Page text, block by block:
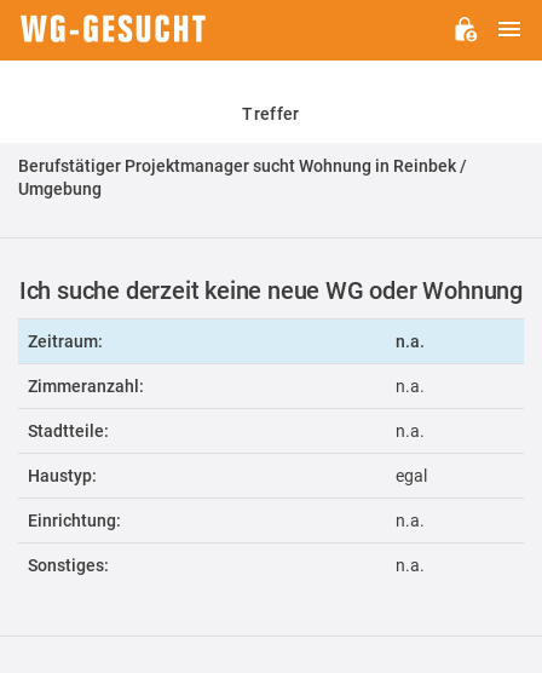
Treffer
Berufstätiger Projektmanager sucht Wohnung in Reinbek /
Umgebung
Ich suche derzeit keine neue WG oder Wohnung
Zeitraum: n.a.
Zimmeranzahl: n.a.
Stadtteile: n.a.
Haustyp: egal
Einrichtung: n.a.
Sonstiges: n.a.